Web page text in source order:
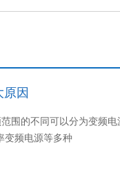
因
围的不同可以分为变频
变频电源等多种